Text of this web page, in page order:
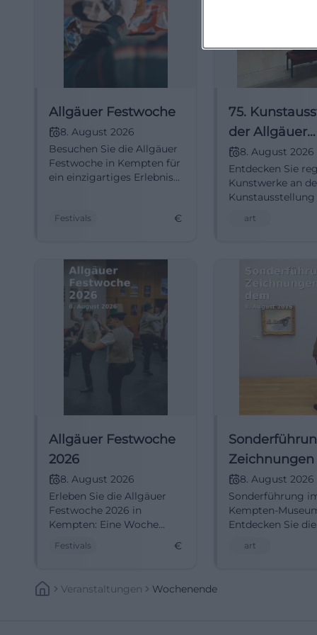
Allgäuer Festwoche
8. August 2026
Besuchen Sie die Allgäuer
Festwoche in Kempten für
ein einzigartiges Erlebnis
Festivals €
75.
der Allgäuer
Festwoche
8. August 2026
Entdecken Sie
Kunstwerke an
Kunstausstellung
im historischen
art
Allgäuer Festwoche
2026
8. August 2026
Erleben Sie die Allgäuer
Festwoche 2026 in
Kempten: Eine Woche
kulinarischer Genüsse im
Festivals €
Zeichnungen
dem KZ-
Kempten
8. August 2026
Sonderführung
Kempten-
Entdecken Sie die
Zeichnungen von
art
Veranstaltungen Wochenende